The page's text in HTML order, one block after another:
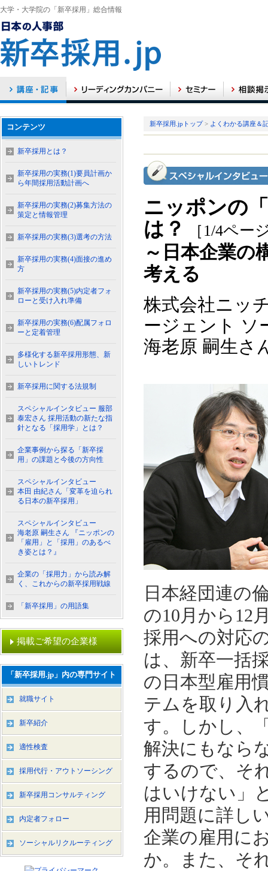
大学・大学院の「新卒採用」総合情報
新卒採用.jpトップ> よくわかる講座＆
ニッポンの
は？
［1/4ペー
～日本企業の
考える
株式会社ニッ
ージェント ソ
海老原 嗣生さ
日本経団連の
の10月から12
採用への対応
は、新卒一括
の日本型雇用
テムを取り入
す。しかし、
解決にもなら
するので、そ
はいけない」
用問題に詳し
企業の雇用に
か。また、そ
コンテンツ
新卒採用とは？
新卒採用の実務(1)要員計画か
ら年間採用活動計画へ
新卒採用の実務(2)募集方法の
策定と情報管理
新卒採用の実務(3)選考の方法
新卒採用の実務(4)面接の進め
方
新卒採用の実務(5)内定者フォ
ローと受け入れ準備
新卒採用の実務(6)配属フォロ
ーと定着管理
多様化する新卒採用形態、新
しいトレンド
新卒採用に関する法規制
スペシャルインタビュー 服部
泰宏さん 採用活動の新たな指
針となる「採用学」とは？
企業事例から探る「新卒採
用」の課題と今後の方向性
スペシャルインタビュー
本田 由紀さん「変革を迫られ
る日本の新卒採用」
スペシャルインタビュー
海老原 嗣生さん 『ニッポンの
「雇用」と「採用」のあるべ
き姿とは？』
企業の「採用力」から読み解
く、これからの新卒採用戦線
「新卒採用」の用語集
掲載ご希望の企業様
「新卒採用.jp」内の専門サイト
就職サイト
新卒紹介
適性検査
採用代行・アウトソーシング
新卒採用コンサルティング
内定者フォロー
ソーシャルリクルーティング